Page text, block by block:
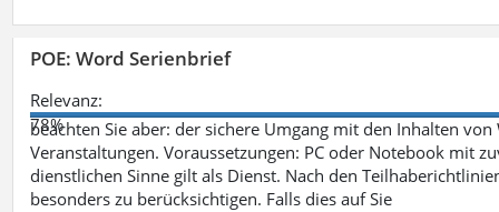
POE: Word Serienbrief
Relevanz:
78%
beachten Sie aber: der sichere Umgang mit den Inhalten
Veranstaltungen. Voraussetzungen: PC oder Notebook mit
dienstlichen Sinne gilt als Dienst. Nach den
besonders zu berücksichtigen. Falls dies auf Sie